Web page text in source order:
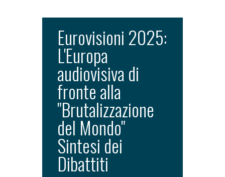
Eurovisioni 2025:
L'Europa
audiovisiva di
fronte alla
"Brutalizzazione
del Mondo"
Sintesi dei
Dibattiti